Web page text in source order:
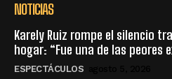
NOTICIAS
Karely Ruiz rompe el silencio
hogar: “Fue una de las peores
ESPECTÁCULOS